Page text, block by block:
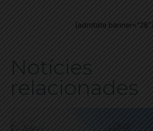
[adrotate banner="28"]
Notícies
relacionades